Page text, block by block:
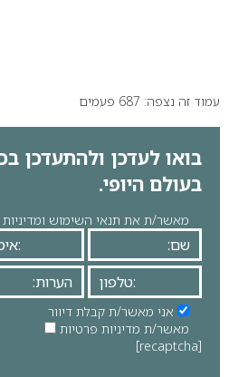
עמוד זה נצפה: 687 פעמים
בואו לעדכן ולהתעדכן
בעולם היופי.
מאשר/ת את תנאי השימוש
אני מאשר/ת קבלת דיוור
מאשר/ת מדיניות פרטיות
[recaptcha]